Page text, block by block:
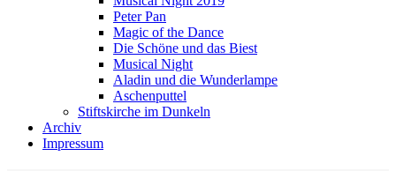
Peter Pan
Magic of the Dance
Die Schöne und das Biest
Musical Night
Aladin und die Wunderlampe
Aschenputtel
Stiftskirche im Dunkeln
Archiv
Impressum